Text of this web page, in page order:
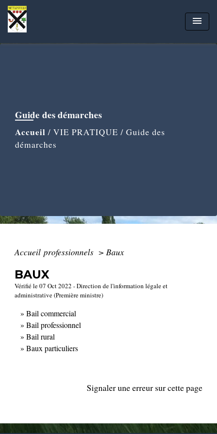
menu
Guide des démarches
Accueil / VIE PRATIQUE / Guide des
démarches
Accueil professionnels > Baux
BAUX
Vérifié le 07 Oct 2022 - Direction de l'information légale et
administrative (Première ministre)
Bail commercial
Bail professionnel
Bail rural
Baux particuliers
Signaler une erreur sur cette page